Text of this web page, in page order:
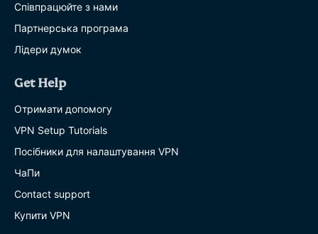
Співпрацюйте з нами
Партнерська програма
Лідери думок
Get Help
Отримати допомогу
VPN Setup Tutorials
Посібники для налаштування VPN
ЧаПи
Contact support
Купити VPN